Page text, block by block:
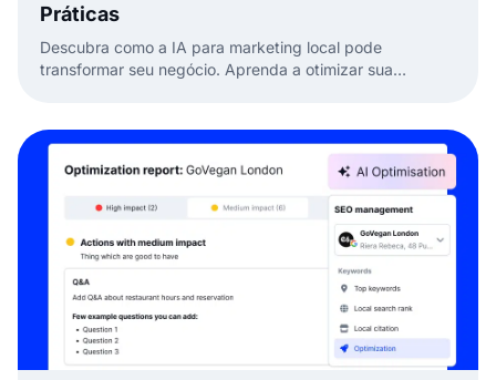
Práticas
Descubra como a IA para marketing local pode
transformar seu negócio. Aprenda a otimizar sua